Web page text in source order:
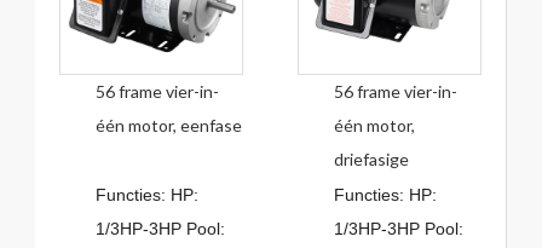
56 frame vier-in-
één motor, eenfase
Functies: HP:
1/3HP-3HP Pool:
56 frame vier-in-
één motor,
driefasige
Functies: HP:
1/3HP-3HP Pool: